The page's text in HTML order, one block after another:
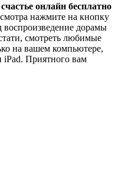
онлайн бесплатно
нажмите на кнопку
воспроизведение дорамы
смотреть любимые
на вашем компьютере,
iPad. Приятного вам